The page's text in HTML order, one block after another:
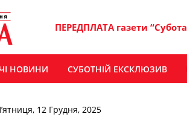
ПЕРЕДПЛАТА газети
НОВИНИ СУБОТНІЙ ЕКСКЛЮЗИВ
12 Грудня, 2025